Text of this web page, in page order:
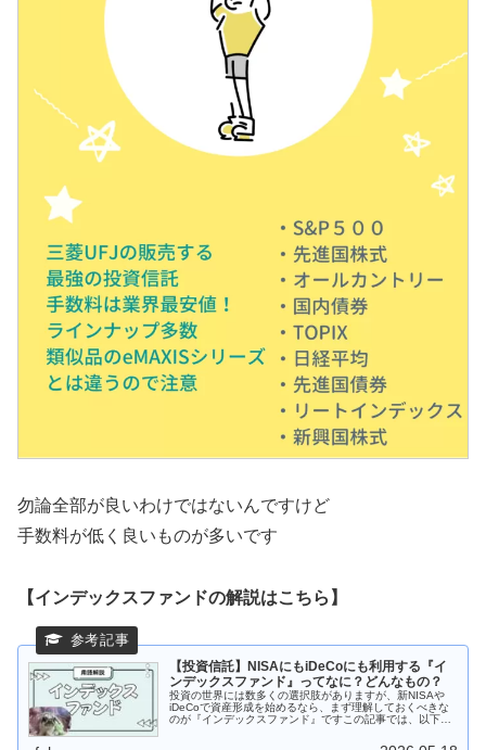
勿論全部が良いわけではないんですけど
手数料が低く良いものが多いです
【インデックスファンドの解説はこちら】
【投資信託】NISAにもiDeCoにも利用する『イ
ンデックスファンド』ってなに？どんなもの？
投資の世界には数多くの選択肢がありますが、新NISAや
iDeCoで資産形成を始めるなら、まず理解しておくべきな
のが『インデックスファンド』ですこの記事では、以下の